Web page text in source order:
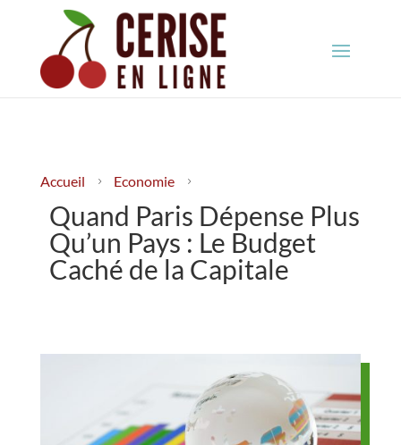
Accueil 5 Economie 5
Quand Paris Dépense Plus
Qu’un Pays : Le Budget
Caché de la Capitale